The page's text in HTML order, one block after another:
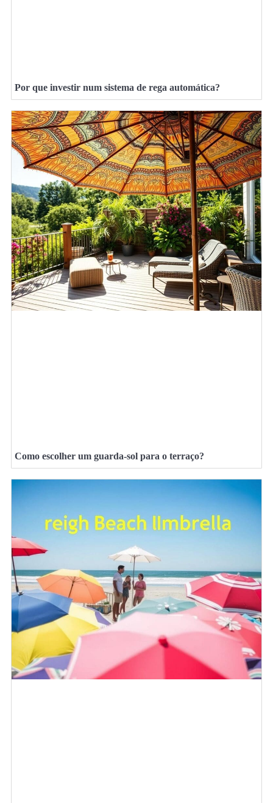
Por que investir num sistema de rega automática?
Como escolher um guarda-sol para o terraço?